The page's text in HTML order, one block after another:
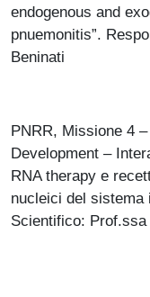
endogenous and
pnuemonitis”.
Beninati
PNRR, Missione 4
Development –
RNA therapy e
nucleici del sistema
Scientifico: Prof.ssa